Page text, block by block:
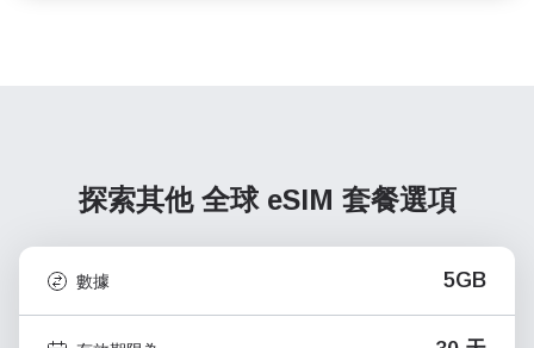
探索其他 全球 eSIM 套餐選項
數據 5GB